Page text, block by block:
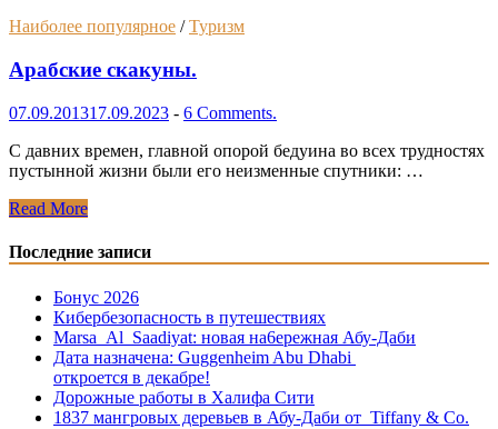
Наиболее популярное /Туризм
Арабские скакуны.
07.09.201317.09.2023 - 6 Comments.
С давних времен, главной опорой бедуина во всех трудностях
пустынной жизни были его неизменные спутники: …
Арабские
Read More
Последние записи
Бонус 2026
Кибербезопасность в путешествиях
Marsa Al Saadiyat: новая на6ережная Абу-Даби
Дата назначена: Guggenheim Abu Dhabi
откроется в декабре!
Дорожные работы в Халифа Сити
1837 мангровых деревьев в Абу-Даби от Tiffany & Co.